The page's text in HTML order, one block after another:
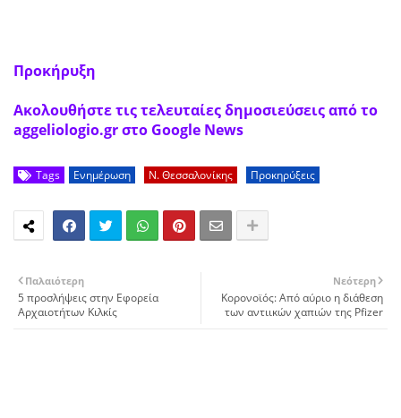
Προκήρυξη
Ακολουθήστε τις τελευταίες δημοσιεύσεις από το
aggeliologio.gr στο Google News
Tags Ενημέρωση Ν. Θεσσαλονίκης Προκηρύξεις
Νεότερη
Κορονοϊός: Από αύριο η διάθεση
των αντιικών χαπιών της Pfizer
Παλαιότερη
5 προσλήψεις στην Εφορεία
Αρχαιοτήτων Κιλκίς